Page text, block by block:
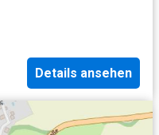
Details ansehen